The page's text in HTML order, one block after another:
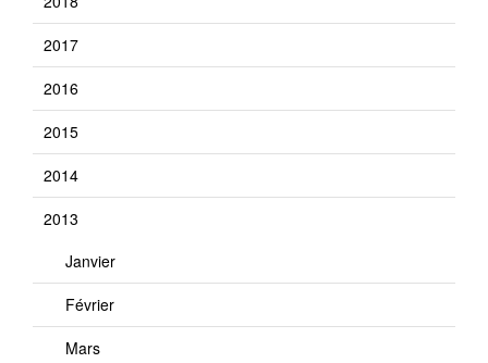
2017
2016
2015
2014
2013
Janvier
Février
Mars